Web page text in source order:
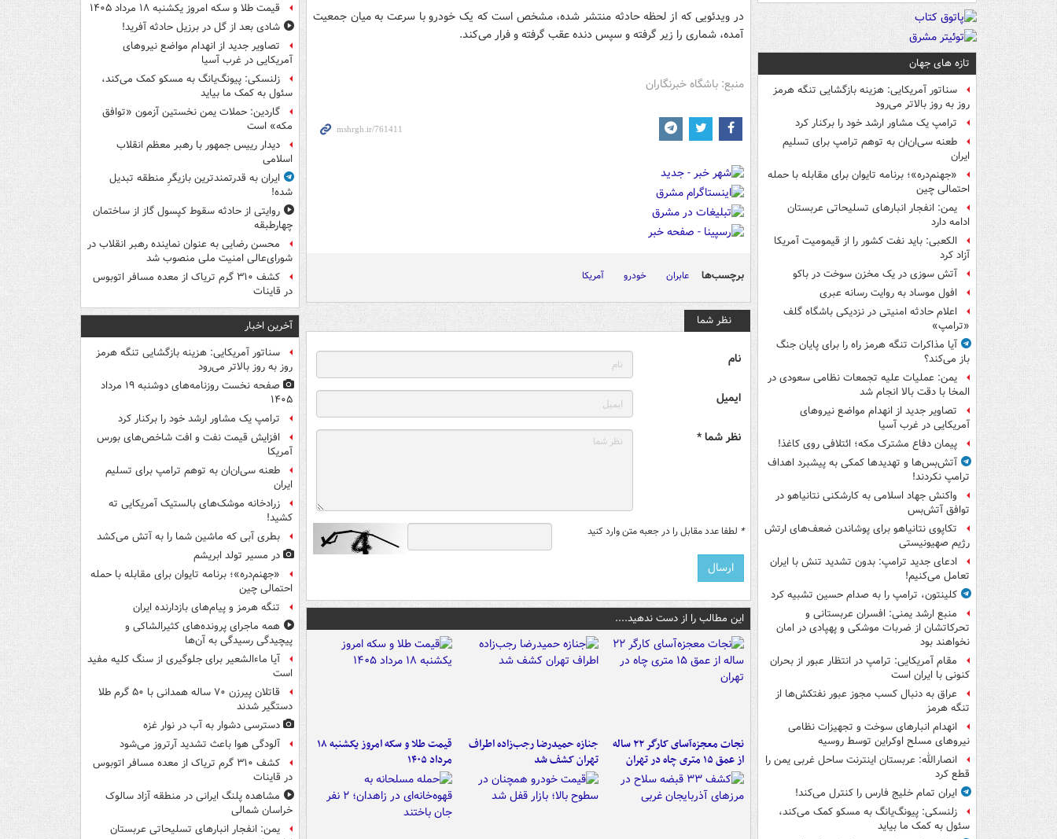
تازه های جهان
سناتور آمریکایی: هزینه بازگشایی تنگه هرمز
روز به روز بالاتر می‌رود
ترامپ یک مشاور ارشد خود را برکنار کرد
طعنه سی‌ان‌ان به توهم ترامپ برای تسلیم
ایران
«جهنم‌دره»؛ برنامه تایوان برای مقابله با حمله
احتمالی چین
یمن: انفجار انبارهای تسلیحاتی عربستان
ادامه دارد
الکعبی: باید نفت کشور را از قیمومیت آمریکا
آزاد کرد
آتش سوزی در یک مخزن سوخت در باکو
افول موساد به روایت رسانه عبری
اعلام حادثه امنیتی در نزدیکی باشگاه گلف
«ترامپ»
آیا مذاکرات تنگه هرمز راه را برای پایان جنگ
باز می‌کند؟
یمن: عملیات علیه تجمعات نظامی سعودی در
المخا با دقت بالا انجام شد
تصاویر جدید از انهدام مواضع نیروهای
آمریکایی در غرب آسیا
پیمان دفاع مشترک مکه؛ ائتلافی روی کاغذ!
آتش‌بس‌ها و تهدیدها کمکی به پیشبرد اهداف
ترامپ نکردند!
واکنش جهاد اسلامی به کارشکنی نتانیاهو در
توافق آتش‌بس
تکاپوی نتانیاهو برای پوشاندن ضعف‌های ارتش
رژیم صهیونیستی
ادعای جدید ترامپ: بدون تشدید تنش با ایران
تعامل می‌کنیم!
کلینتون، ترامپ را به صدام حسین تشبیه کرد
منبع ارشد یمنی: افسران عربستانی و
تحرکاتشان از ضربات موشکی و پهپادی در امان
نخواهند بود
مقام آمریکایی: ترامپ در انتظار عبور از بحران
کنونی با ایران است
عراق به دنبال کسب مجوز عبور نفتکش‌ها از
تنگه هرمز
انهدام انبارهای سوخت و تجهیزات نظامی
نیروهای مسلح اوکراین توسط روسیه
انصارالله: عربستان اینترنت ساحل غربی یمن را
قطع کرد
ایران تمام خلیج فارس را کنترل می‌کند!
زلنسکی: پیونگ‌یانگ به مسکو کمک می‌کند،
سئول به کمک ما بیاید
در ویدئویی که از لحظه حادثه منتشر شده، مشخص است که یک خودرو با سرعت به میان جمعیت
آمده، شماری را زیر گرفته و سپس دنده عقب گرفته و فرار می‌کند.
منبع: باشگاه خبرنگاران
برچسب‌ها عابران خودرو آمریکا
نظر شما
نام
ایمیل
نظر شما *
* لطفا عدد مقابل را در جعبه متن وارد کنید
این مطالب را از دست ندهید....
نجات معجزه‌آسای کارگر ۲۲ ساله
از عمق ۱۵ متری چاه در تهران
جنازه حمیدرضا رجب‌زاده اطراف
تهران کشف شد
قیمت طلا و سکه امروز یکشنبه ۱۸
مرداد ۱۴۰۵
قیمت طلا و سکه امروز یکشنبه ۱۸ مرداد ۱۴۰۵
شادی بعد از گل در برزیل حادثه آفرید!
تصاویر جدید از انهدام مواضع نیروهای
آمریکایی در غرب آسیا
زلنسکی: پیونگ‌یانگ به مسکو کمک می‌کند،
سئول به کمک ما بیاید
گاردین: حملات یمن نخستین آزمون «توافق
مکه» است
دیدار رییس جمهور با رهبر معظم انقلاب
اسلامی
ایران به قدرتمندترین بازیگرِ منطقه تبدیل
شده!
روایتی از حادثه سقوط کپسول گاز از ساختمان
چهارطبقه
محسن رضایی به عنوان نماینده رهبر انقلاب در
شورای‌عالی امنیت ملی منصوب شد
کشف ۳۱۰ گرم تریاک از معده مسافر اتوبوس
در قاینات
آخرین اخبار
سناتور آمریکایی: هزینه بازگشایی تنگه هرمز
روز به روز بالاتر می‌رود
صفحه نخست روزنامه‌های دوشنبه ۱۹ مرداد
۱۴۰۵
ترامپ یک مشاور ارشد خود را برکنار کرد
افزایش قیمت نفت و افت شاخص‌های بورس
آمریکا
طعنه سی‌ان‌ان به توهم ترامپ برای تسلیم
ایران
زرادخانه موشک‌های بالستیک آمریکایی ته
کشید!
بطری آبی که ماشین شما را به آتش می‌کشد
در مسیر تولد ابریشم
«جهنم‌دره»؛ برنامه تایوان برای مقابله با حمله
احتمالی چین
تنگه هرمز و پیام‌های بازدارنده ایران
همه ماجرای پرونده‌های کثیرالشاکی و
پیچیدگی رسیدگی به آن‌ها
آیا ماءالشعیر برای جلوگیری از سنگ کلیه مفید
است
قاتلان پیرزن ۷۰ ساله همدانی با ۵۰ گرم طلا
دستگیر شدند
دسترسی دشوار به آب در نوار غزه
آلودگی هوا باعث تشدید آرتروز می‌شود
کشف ۳۱۰ گرم تریاک از معده مسافر اتوبوس
در قاینات
مشاهده پلنگ ایرانی در منطقه آزاد سالوک
خراسان شمالی
یمن: انفجار انبارهای تسلیحاتی عربستان